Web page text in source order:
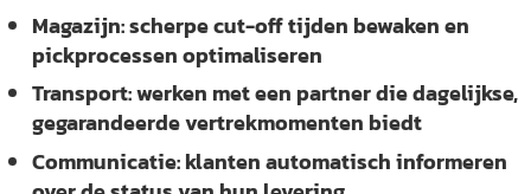
Magazijn:scherpe cut-off tijden bewaken en
pickprocessen optimaliseren
Transport:werken met een partner die dagelijkse,
gegarandeerde vertrekmomenten biedt
Communicatie:klanten automatisch informeren